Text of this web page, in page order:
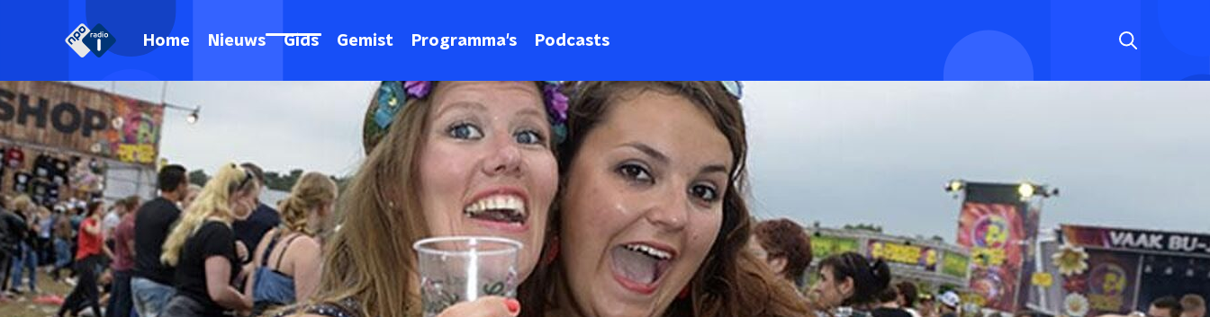
Home Nieuws Gids Gemist Programma's Podcasts